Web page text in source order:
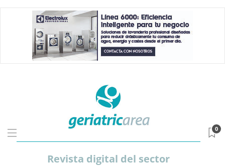
Revista digital del sector
0